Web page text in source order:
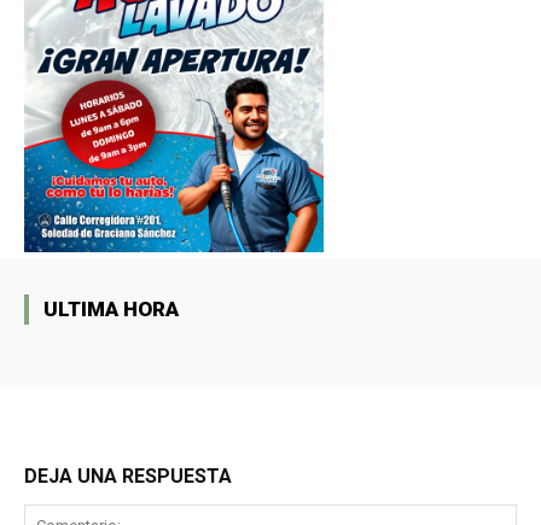
ULTIMA HORA
DEJA UNA RESPUESTA